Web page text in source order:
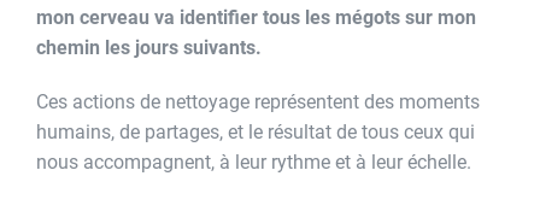
mon cerveau va identifier tous les mégots sur mon
chemin les jours suivants.
Ces actions de nettoyage représentent des moments
humains, de partages, et le résultat de tous ceux qui
nous accompagnent, à leur rythme et à leur échelle.